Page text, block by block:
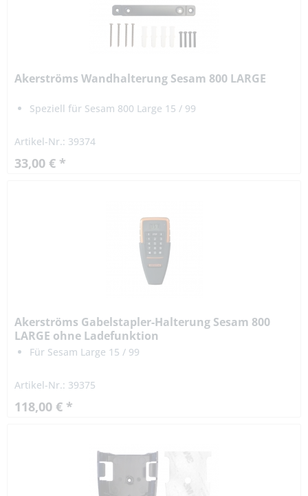
Akerströms Wandhalterung Sesam 800 LARGE
Speziell für Sesam 800 Large 15 / 99
Artikel-Nr.: 39374
33,00 € *
Akerströms Gabelstapler-Halterung Sesam 800
LARGE ohne Ladefunktion
Für Sesam Large 15 / 99
Artikel-Nr.: 39375
118,00 € *